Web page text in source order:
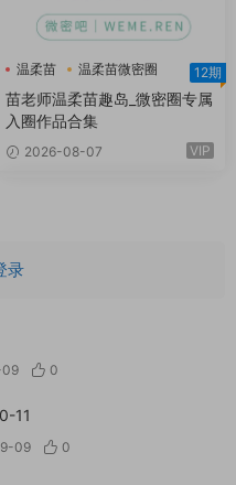
温柔苗
温柔苗微密圈
温柔苗趣岛
12期
苗老师温柔苗趣岛_微密圈专属
入圈作品合集
2026-08-07 VIP
录
0
11
09 0